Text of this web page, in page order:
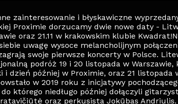
zainteresowanie i błyskawiczne
Proximie dorzucamy dwie nowe daty -
oraz 21.11 w krakowskim klubie
uwagę wysoce melancholijnym
swoje pierwsze koncerty w Polsce.
podróż 19 i 20 listopada w
i dzień później w Proximie, oraz 21 listopada
w 2019 roku z inicjatywy
którego niedługo później dołączyli
oraz perkusista Jokūbas Andriulis.